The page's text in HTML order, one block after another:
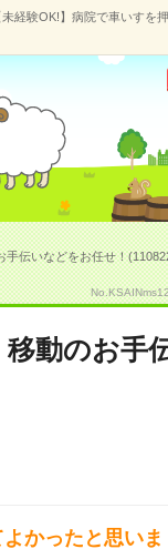
未経験OK!】病院で車いすを
伝いなどをお任せ！
移動のお手
かったと思いま